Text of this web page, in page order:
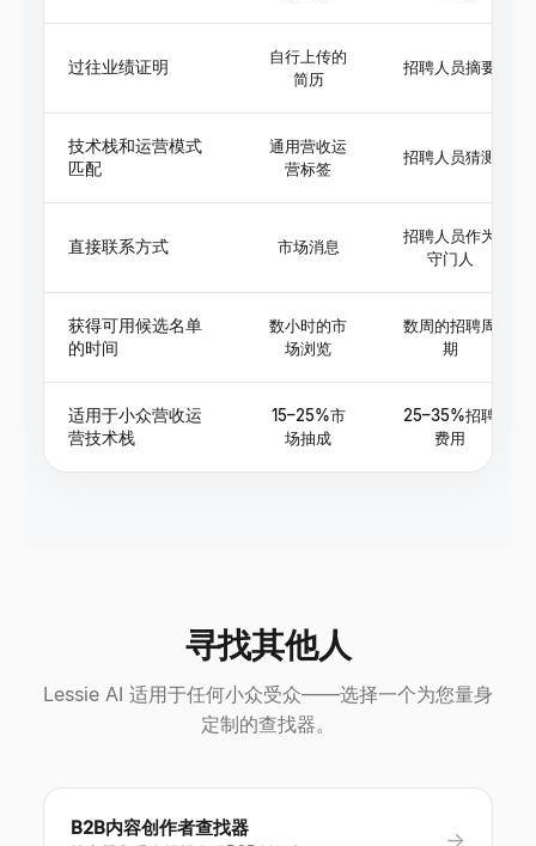
过往业绩证明
自行上传的
简历
招聘人员摘要
技术栈和运营模式
匹配
通用营收运
营标签
招聘人员猜测
直接联系方式 市场消息
招聘人员作为
守门人
获得可用候选名单
的时间
数小时的市
场浏览
数周的招聘周
期
适用于小众营收运
营技术栈
15–25%市
场抽成
25–35%招聘
费用
寻找其他人
Lessie AI 适用于任何小众受众——选择一个为您量身
定制的查找器。
B2B内容创作者查找器 →